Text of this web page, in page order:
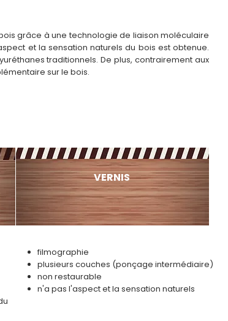
grâce à une technologie de liaison moléculaire
et la sensation naturels du bois est obtenue.
traditionnels. De plus, contrairement aux
sur le bois.
VERNIS
filmographie
plusieurs couches (ponçage intermédiaire)
non restaurable
n'a pas l'aspect et la sensation naturels